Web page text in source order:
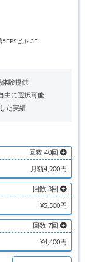
ビル 3F
体験提供
由に選択可能
た実績
回数 40回
月額4,900円
回数 3回
¥5,500円
回数 7回
¥4,400円